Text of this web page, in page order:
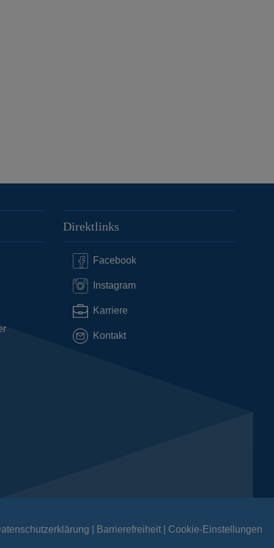
Direktlinks
Facebook
Instagram
Karriere
Kontakt
Barrierefreiheit Cookie-Einstellungen